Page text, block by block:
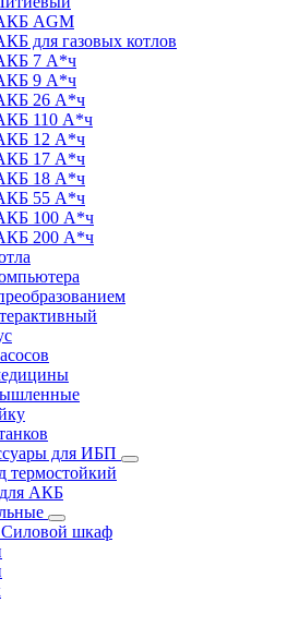
AGM
для газовых котлов
7 А*ч
9 А*ч
26 А*ч
110 А*ч
12 А*ч
17 А*ч
18 А*ч
55 А*ч
100 А*ч
200 А*ч
для ИБП
термостойкий
АКБ
Силовой шкаф